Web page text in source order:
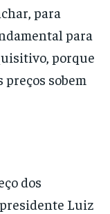
para
para
porque
sobem
dos
Luiz